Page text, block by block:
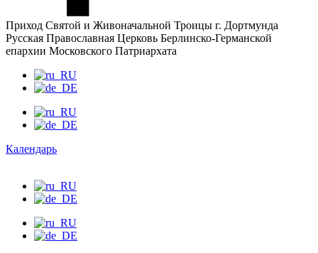
Приход Святой и Живоначальной Троицы г. Дортмунда
Русская Православная Церковь Берлинско-Германской
епархии Московского Патриархата
Календарь